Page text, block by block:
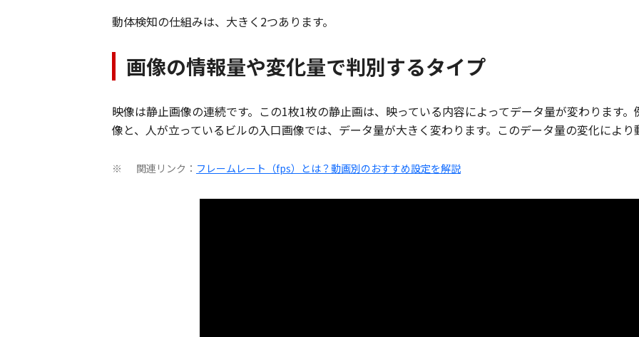
動体検知の仕組みは、大きく2つあります。
画像の情報量や変化量で判別するタイプ
映像は静止画像の連続です。この1枚1枚の静止画は、映っている内容によってデータ量が変わります
像と、人が立っているビルの入口画像では、データ量が大きく変わります。このデータ量の変化により
※ 関連リンク： フレームレート（fps）とは？動画別のおすすめ設定を解説